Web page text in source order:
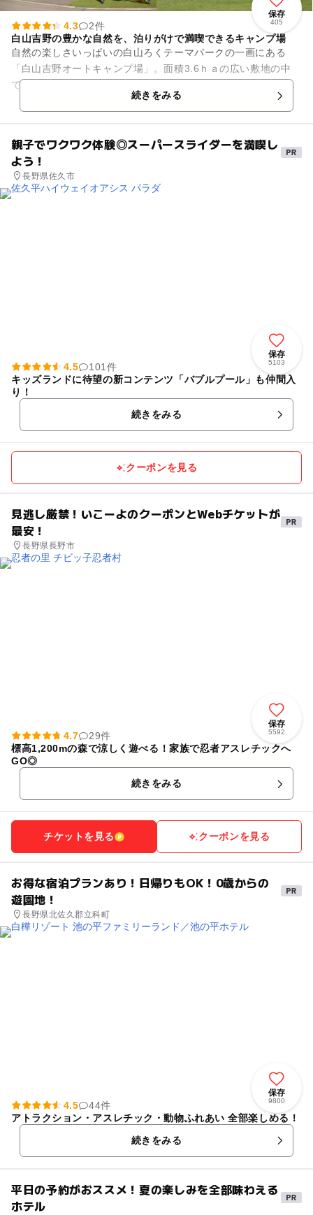
保存
405
4.3
2件
白山吉野の豊かな自然を、泊りがけで満喫できるキャンプ場
自然の楽しさいっぱいの白山ろくテーマパークの一画にある
「白山吉野オートキャンプ場」。面積3.6ｈａの広い敷地の中
で、豊かな自然を泊りがけで満喫できます。施設は、管理棟、
オートサイト、フリーサイト...続きをみる
親子でワクワク体験◎スーパースライダーを満喫し
よう！
長野県佐久市
保存
5103
4.5
101件
キッズランドに待望の新コンテンツ「バブルプール」も仲間入
り！
続きをみる
クーポンを見る
見逃し厳禁！いこーよのクーポンとWebチケットが
最安！
長野県長野市
保存
5592
4.7
29件
標高1,200mの森で涼しく遊べる！家族で忍者アスレチックへ
GO◎
続きをみる
チケットを見る クーポンを見る
お得な宿泊プランあり！日帰りもOK！0歳からの
遊園地！
長野県北佐久郡立科町
保存
9800
4.5
44件
アトラクション・アスレチック・動物ふれあい 全部楽しめる！
続きをみる
平日の予約がおススメ！夏の楽しみを全部味わえる
ホテル